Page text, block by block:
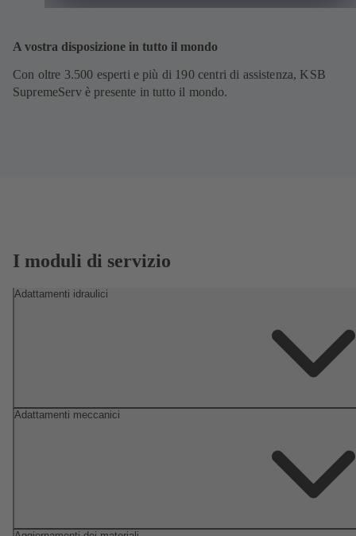
A vostra disposizione in tutto il mondo
Con oltre 3.500 esperti e più di 190 centri di assistenza, KSB
SupremeServ è presente in tutto il mondo.
I moduli di servizio
Adattamenti idraulici
Adattamenti meccanici